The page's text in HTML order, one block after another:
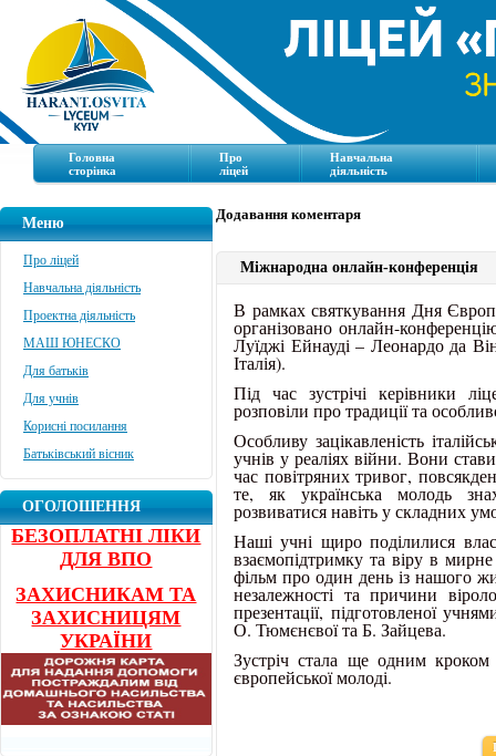
Головна
сторінка
Про
ліцей
Навчальна
діяльність
Меню
Про ліцей
Навчальна діяльність
Проектна діяльність
МАШ ЮНЕСКО
Для батьків
Для учнів
Корисні посилання
Батьківський вісник
ОГОЛОШЕННЯ
БЕЗОПЛАТНІ ЛІКИ
ДЛЯ ВПО
ЗАХИСНИКАМ ТА
ЗАХИСНИЦЯМ
УКРАЇНИ
Додавання коментаря
Міжнародна онлайн-конференція
В рамках святкування Дня
організовано онлайн-
Луїджі Ейнауді – Леонардо да
Італія).
Під час зустрічі керівники
розповіли про традиції та
Особливу зацікавленість
учнів у реаліях війни. Вони
час повітряних тривог,
те, як українська молодь
розвиватися навіть у складних
Наші учні щиро поділилися
взаємопідтримку та віру в
фільм про один день із нашого
незалежності та причини
презентації, підготовленої
О. Тюмєнєвої та Б. Зайцева.
Зустріч стала ще одним кроком
європейської молоді.